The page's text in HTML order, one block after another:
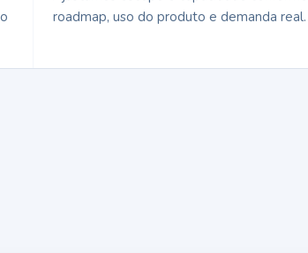
roadmap, uso do produto e demanda real.